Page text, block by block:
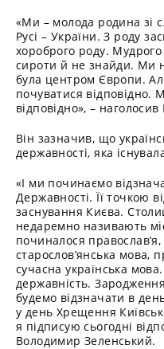
«Ми – молода родина зі
Русі – України. З роду
хороброго роду.
сироти й не знайди. Ми
була центром Європи.
почуватися відповідно.
відповідно», –
Він зазначив, що
державності, яка
«І ми починаємо
Державності. Її точкою
заснування Києва.
недаремно називають
починалося
старослов’янська мова,
сучасна українська
державність.
будемо відзначати в
у день Хрещення
я підписую сьогодні
Володимир Зеленський.